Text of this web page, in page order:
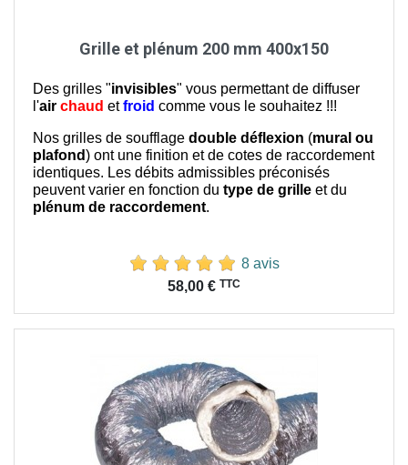
Grille et plénum 200 mm 400x150
Des grilles "invisibles" vous permettant de diffuser
l'air chaud etfroid comme vous le souhaitez !!!
Nos grilles de soufflage double déflexion (mural ou
plafond) ont une finition et de cotes de raccordement
identiques. Les débits admissibles préconisés
peuvent varier en fonction du type de grille et du
plénum de raccordement.
8 avis
58,00 € TTC